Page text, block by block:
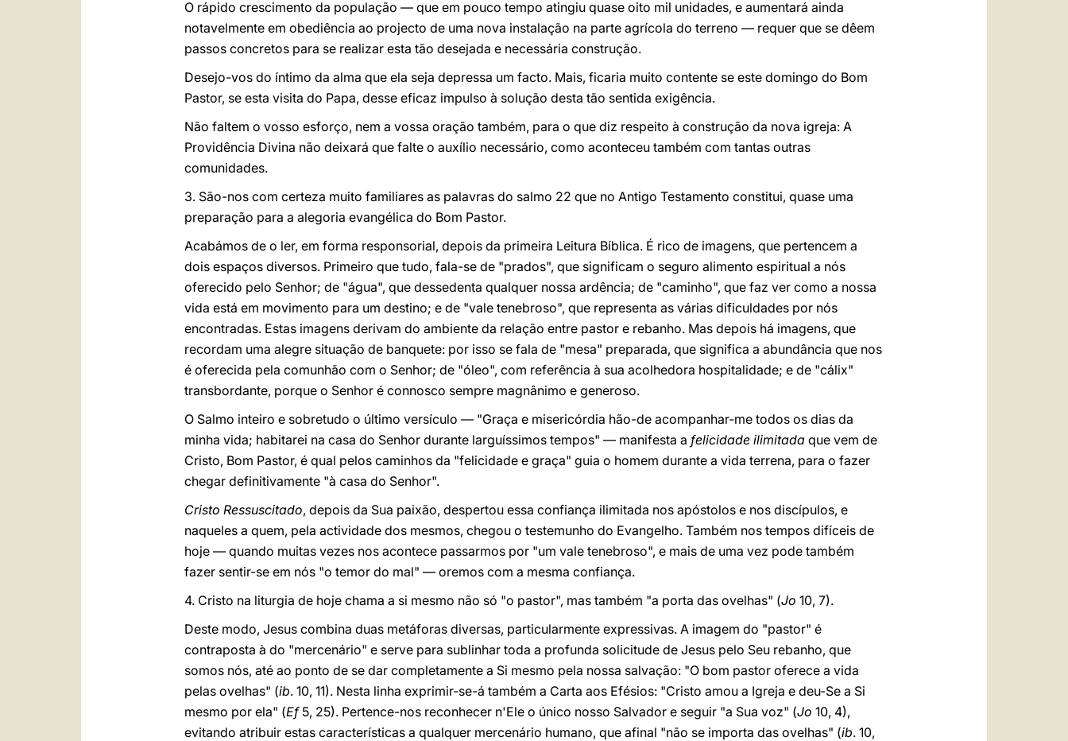
O rápido crescimento da população — que em pouco tempo atingiu quase oito mil unidades, e aumentará ainda
notavelmente em obediência ao projecto de uma nova instalação na parte agrícola do terreno — requer que se dêem
passos concretos para se realizar esta tão desejada e necessária construção.
Desejo-vos do íntimo da alma que ela seja depressa um facto. Mais, ficaria muito contente se este domingo do Bom
Pastor, se esta visita do Papa, desse eficaz impulso à solução desta tão sentida exigência.
Não faltem o vosso esforço, nem a vossa oração também, para o que diz respeito à construção da nova igreja: A
Providência Divina não deixará que falte o auxílio necessário, como aconteceu também com tantas outras
comunidades.
3. São-nos com certeza muito familiares as palavras do salmo 22 que no Antigo Testamento constitui, quase uma
preparação para a alegoria evangélica do Bom Pastor.
Acabámos de o ler, em forma responsorial, depois da primeira Leitura Bíblica. É rico de imagens, que pertencem a
dois espaços diversos. Primeiro que tudo, fala-se de "prados", que significam o seguro alimento espiritual a nós
oferecido pelo Senhor; de "água", que dessedenta qualquer nossa ardência; de "caminho", que faz ver como a nossa
vida está em movimento para um destino; e de "vale tenebroso", que representa as várias dificuldades por nós
encontradas. Estas imagens derivam do ambiente da relação entre pastor e rebanho. Mas depois há imagens, que
recordam uma alegre situação de banquete: por isso se fala de "mesa" preparada, que significa a abundância que nos
é oferecida pela comunhão com o Senhor; de "óleo", com referência à sua acolhedora hospitalidade; e de "cálix"
transbordante, porque o Senhor é connosco sempre magnânimo e generoso.
O Salmo inteiro e sobretudo o último versículo — "Graça e misericórdia hão-de acompanhar-me todos os dias da
minha vida; habitarei na casa do Senhor durante larguíssimos tempos" — manifesta a felicidade ilimitada que vem de
Cristo, Bom Pastor, é qual pelos caminhos da "felicidade e graça" guia o homem durante a vida terrena, para o fazer
chegar definitivamente "à casa do Senhor".
Cristo Ressuscitado, depois da Sua paixão, despertou essa confiança ilimitada nos apóstolos e nos discípulos, e
naqueles a quem, pela actividade dos mesmos, chegou o testemunho do Evangelho. Também nos tempos difíceis de
hoje — quando muitas vezes nos acontece passarmos por "um vale tenebroso", e mais de uma vez pode também
fazer sentir-se em nós "o temor do mal" — oremos com a mesma confiança.
4. Cristo na liturgia de hoje chama a si mesmo não só "o pastor", mas também "a porta das ovelhas" (Jo 10, 7).
Deste modo, Jesus combina duas metáforas diversas, particularmente expressivas. A imagem do "pastor" é
contraposta à do "mercenário" e serve para sublinhar toda a profunda solicitude de Jesus pelo Seu rebanho, que
somos nós, até ao ponto de se dar completamente a Si mesmo pela nossa salvação: "O bom pastor oferece a vida
pelas ovelhas" (ib. 10, 11). Nesta linha exprimir-se-á também a Carta aos Efésios: "Cristo amou a Igreja e deu-Se a Si
mesmo por ela" (Ef5, 25). Pertence-nos reconhecer n'Ele o único nosso Salvador e seguir "a Sua voz" (Jo 10, 4),
evitando atribuir estas características a qualquer mercenário humano, que afinal "não se importa das ovelhas" (ib. 10,